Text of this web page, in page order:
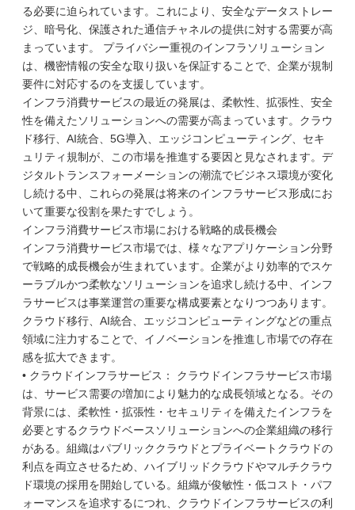
る必要に迫られています。これにより、安全なデータストレー
ジ、暗号化、保護された通信チャネルの提供に対する需要が高
まっています。 プライバシー重視のインフラソリューション
は、機密情報の安全な取り扱いを保証することで、企業が規制
要件に対応するのを支援しています。
インフラ消費サービスの最近の発展は、柔軟性、拡張性、安全
性を備えたソリューションへの需要が高まっています。クラウ
ド移行、AI統合、5G導入、エッジコンピューティング、セキ
ュリティ規制が、この市場を推進する要因と見なされます。デ
ジタルトランスフォーメーションの潮流でビジネス環境が変化
し続ける中、これらの発展は将来のインフラサービス形成にお
いて重要な役割を果たすでしょう。
インフラ消費サービス市場における戦略的成長機会
インフラ消費サービス市場では、様々なアプリケーション分野
で戦略的成長機会が生まれています。企業がより効率的でスケ
ーラブルかつ柔軟なソリューションを追求し続ける中、インフ
ラサービスは事業運営の重要な構成要素となりつつあります。
クラウド移行、AI統合、エッジコンピューティングなどの重点
領域に注力することで、イノベーションを推進し市場での存在
感を拡大できます。
• クラウドインフラサービス： クラウドインフラサービス市場
は、サービス需要の増加により魅力的な成長領域となる。その
背景には、柔軟性・拡張性・セキュリティを備えたインフラを
必要とするクラウドベースソリューションへの企業組織の移行
がある。組織はパブリッククラウドとプライベートクラウドの
利点を両立させるため、ハイブリッドクラウドやマルチクラウ
ド環境の採用を開始している。組織が俊敏性・低コスト・パフ
ォーマンスを追求するにつれ、クラウドインフラサービスの利